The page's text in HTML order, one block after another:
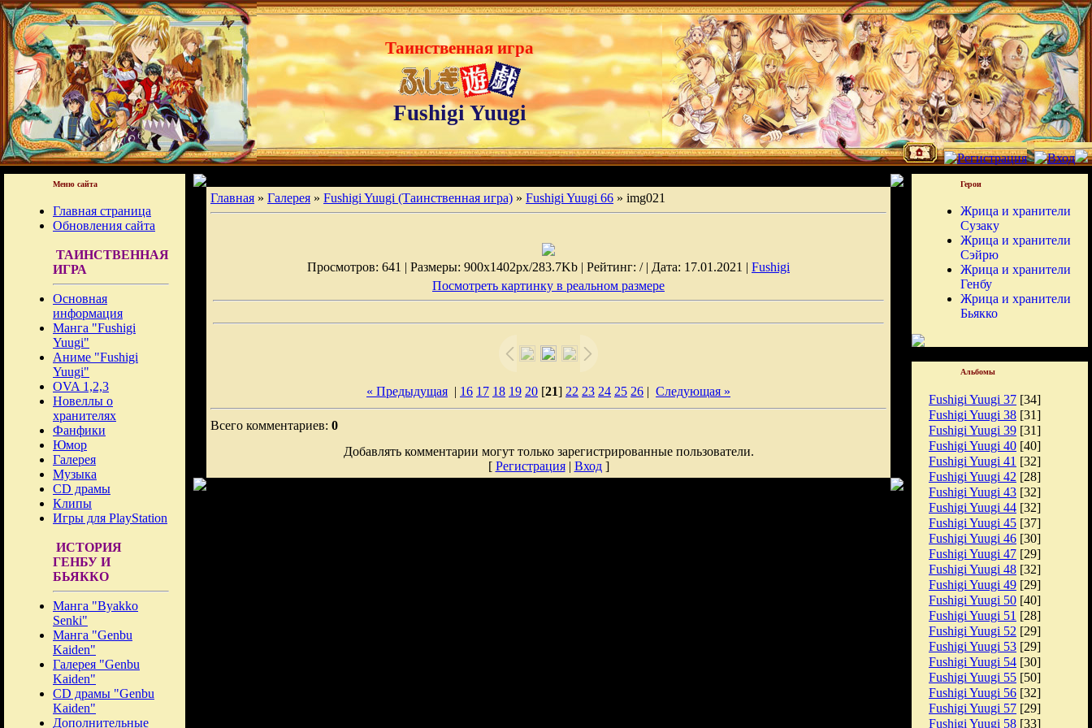
Таинственная игра
Fushigi Yuugi
Меню сайта
Главная страница
Обновления сайта
ТАИНСТВЕННАЯ
ИГРА
Основная
информация
Манга "Fushigi
Yuugi"
Аниме "Fushigi
Yuugi"
OVA 1,2,3
Новеллы о
хранителях
Фанфики
Юмор
Галерея
Музыка
CD драмы
Клипы
Игры для PlayStation
ИСТОРИЯ
ГЕНБУ И
БЬЯККО
Манга "Byakko
Senki"
Манга "Genbu
Kaiden"
Галерея "Genbu
Kaiden"
CD драмы "Genbu
Kaiden"
Дополнительные
Главная » Галерея » Fushigi Yuugi (Таинственная игра) » Fushigi Yuugi 66 » img021
Просмотров: 641 | Размеры: 900x1402px/283.7Kb | Рейтинг: / | Дата: 17.01.2021 | Fushigi
Посмотреть картинку в реальном размере
« Предыдущая | 16 17 18 19 20 [21] 22 23 24 25 26 | Следующая »
Всего комментариев: 0
Добавлять комментарии могут только зарегистрированные пользователи.
[ Регистрация| Вход]
Герои
Жрица и хранители
Сузаку
Жрица и хранители
Сэйрю
Жрица и хранители
Генбу
Жрица и хранители
Бьякко
Альбомы
Fushigi Yuugi 37 [34]
Fushigi Yuugi 38 [31]
Fushigi Yuugi 39 [31]
Fushigi Yuugi 40 [40]
Fushigi Yuugi 41 [32]
Fushigi Yuugi 42 [28]
Fushigi Yuugi 43 [32]
Fushigi Yuugi 44 [32]
Fushigi Yuugi 45 [37]
Fushigi Yuugi 46 [30]
Fushigi Yuugi 47 [29]
Fushigi Yuugi 48 [32]
Fushigi Yuugi 49 [29]
Fushigi Yuugi 50 [40]
Fushigi Yuugi 51 [28]
Fushigi Yuugi 52 [29]
Fushigi Yuugi 53 [29]
Fushigi Yuugi 54 [30]
Fushigi Yuugi 55 [50]
Fushigi Yuugi 56 [32]
Fushigi Yuugi 57 [29]
Fushigi Yuugi 58 [33]